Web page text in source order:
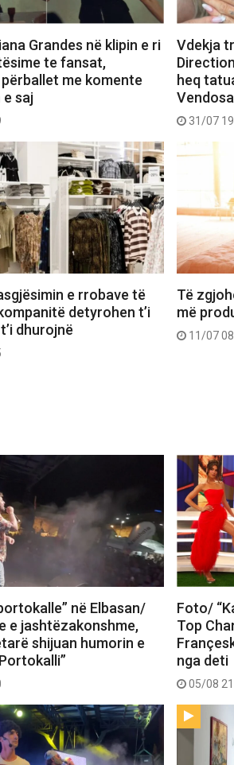
Grandes në klipin e ri
te fansat,
me komente
e saj
Vdekja
heq
31/07
e rrobave të
detyrohen t’i
dhurojnë
Të
më
11/07
në Elbasan/
e jashtëzakonshme,
shijuan humorin e
Foto/
Top
nga deti
05/08